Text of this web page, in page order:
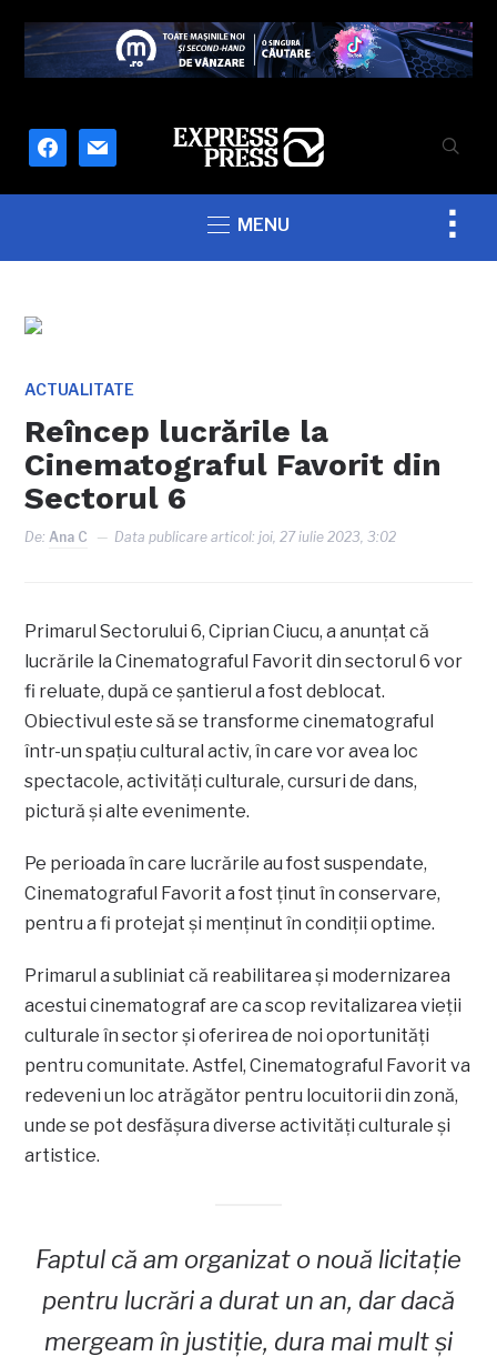
facebook
mail
MENU
ACTUALITATE
Reîncep lucrările la
Cinematograful Favorit din
Sectorul 6
De: Ana C Data publicare articol:joi, 27 iulie 2023, 3:02
Primarul Sectorului 6, Ciprian Ciucu, a anunțat că
lucrările la Cinematograful Favorit din sectorul 6 vor
fi reluate, după ce șantierul a fost deblocat.
Obiectivul este să se transforme cinematograful
într-un spațiu cultural activ, în care vor avea loc
spectacole, activități culturale, cursuri de dans,
pictură și alte evenimente.
Pe perioada în care lucrările au fost suspendate,
Cinematograful Favorit a fost ținut în conservare,
pentru a fi protejat și menținut în condiții optime.
Primarul a subliniat că reabilitarea și modernizarea
acestui cinematograf are ca scop revitalizarea vieții
culturale în sector și oferirea de noi oportunități
pentru comunitate. Astfel, Cinematograful Favorit va
redeveni un loc atrăgător pentru locuitorii din zonă,
unde se pot desfășura diverse activități culturale și
artistice.
Faptul că am organizat o nouă licitație
pentru lucrări a durat un an, dar dacă
mergeam în justiție, dura mai mult și